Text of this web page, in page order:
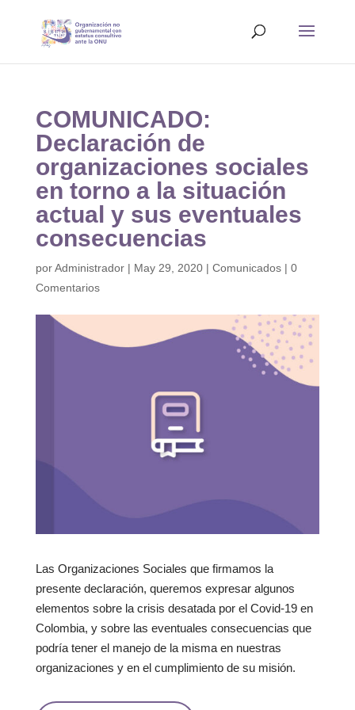
COMUNICADO:
Declaración de
organizaciones sociales
en torno a la situación
actual y sus eventuales
consecuencias
porAdministrador| May 29, 2020| Comunicados| 0
Comentarios
Las Organizaciones Sociales que firmamos la
presente declaración, queremos expresar algunos
elementos sobre la crisis desatada por el Covid-19 en
Colombia, y sobre las eventuales consecuencias que
podría tener el manejo de la misma en nuestras
organizaciones y en el cumplimiento de su misión.